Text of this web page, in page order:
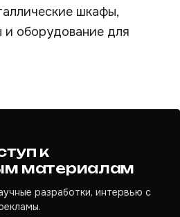
шкафы,
и оборудование для
к
материалам
разработки, интервью с